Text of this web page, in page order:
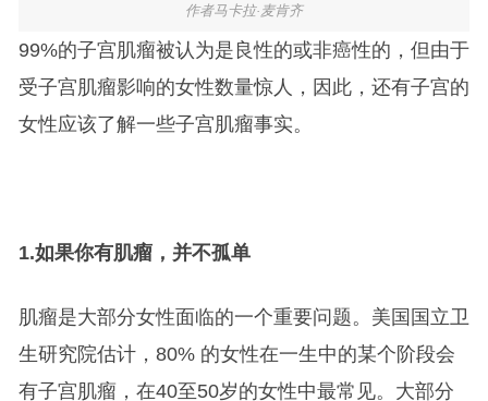
作者马卡拉·麦肯齐
99%的子宫肌瘤被认为是良性的或非癌性的，但由于
受子宫肌瘤影响的女性数量惊人，因此，还有子宫的
女性应该了解一些子宫肌瘤事实。
1.如果你有肌瘤，并不孤单
肌瘤是大部分女性面临的一个重要问题。美国国立卫
生研究院估计，80% 的女性在一生中的某个阶段会
有子宫肌瘤，在40至50岁的女性中最常见。大部分